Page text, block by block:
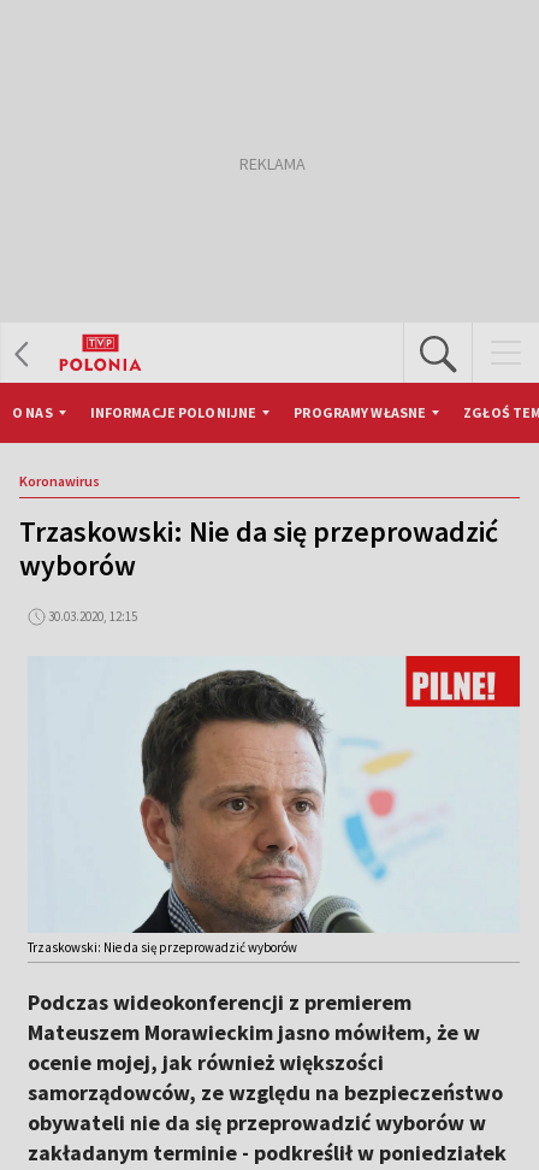
O NAS INFORMACJE POLONIJNE PROGRAMY WŁASNE ZGŁOŚ
Koronawirus
Trzaskowski: Nie da się przeprowadzić
wyborów
30.03.2020, 12:15
Trzaskowski: Nie da się przeprowadzić wyborów
Podczas wideokonferencji z premierem
Mateuszem Morawieckim jasno mówiłem, że w
ocenie mojej, jak również większości
samorządowców, ze względu na bezpieczeństwo
obywateli nie da się przeprowadzić wyborów w
zakładanym terminie - podkreślił w poniedziałek